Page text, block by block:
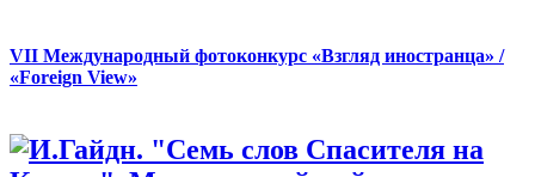
VII Международный фотоконкурс «Взгляд иностранца» /
«Foreign View»